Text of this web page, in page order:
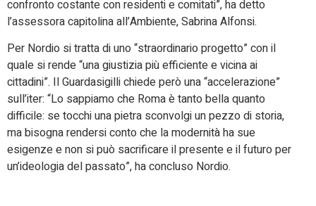
confronto costante con residenti e comitati”, ha detto
l’assessora capitolina all’Ambiente, Sabrina Alfonsi.
Per Nordio si tratta di uno “straordinario progetto” con il
quale si rende “una giustizia più efficiente e vicina ai
cittadini”. Il Guardasigilli chiede però una “accelerazione”
sull’iter: “Lo sappiamo che Roma è tanto bella quanto
difficile: se tocchi una pietra sconvolgi un pezzo di storia,
ma bisogna rendersi conto che la modernità ha sue
esigenze e non si può sacrificare il presente e il futuro per
un’ideologia del passato”, ha concluso Nordio.